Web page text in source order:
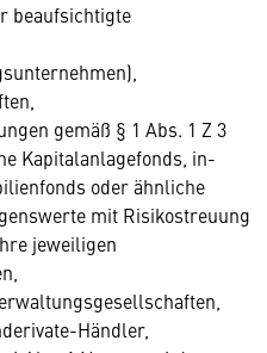
beaufsichtigte
gemäß § 1 Abs. 1 Z 3
Kapitalanlagefonds, in-
oder ähnliche
mit Risikostreuung
jeweiligen
Händler,